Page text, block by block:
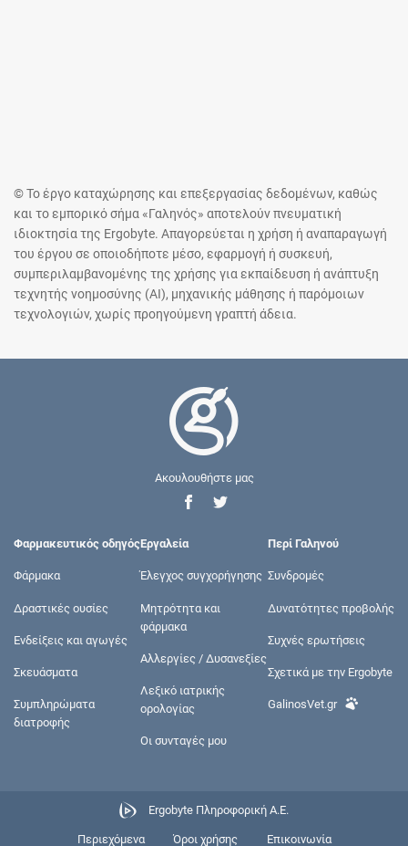
© Το έργο καταχώρησης και επεξεργασίας δεδομένων, καθώς
και το εμπορικό σήμα «Γαληνός» αποτελούν πνευματική
ιδιοκτησία της Ergobyte. Απαγορεύεται η χρήση ή αναπαραγωγή
του έργου σε οποιοδήποτε μέσο, εφαρμογή ή συσκευή,
συμπεριλαμβανομένης της χρήσης για εκπαίδευση ή ανάπτυξη
τεχνητής νοημοσύνης (AI), μηχανικής μάθησης ή παρόμοιων
τεχνολογιών, χωρίς προηγούμενη γραπτή άδεια.
Ακουλουθήστε μας
Φαρμακευτικός οδηγός
Φάρμακα
Δραστικές ουσίες
Ενδείξεις και αγωγές
Σκευάσματα
Συμπληρώματα
διατροφής
Εργαλεία
Έλεγχος συγχορήγησης
Μητρότητα και
φάρμακα
Αλλεργίες / Δυσανεξίες
Λεξικό ιατρικής
ορολογίας
Οι συνταγές μου
Περί Γαληνού
Συνδρομές
Δυνατότητες προβολής
Συχνές ερωτήσεις
Σχετικά με την Ergobyte
GalinosVet.gr
Ergobyte Πληροφορική Α.Ε.
Περιεχόμενα Όροι χρήσης Επικοινωνία